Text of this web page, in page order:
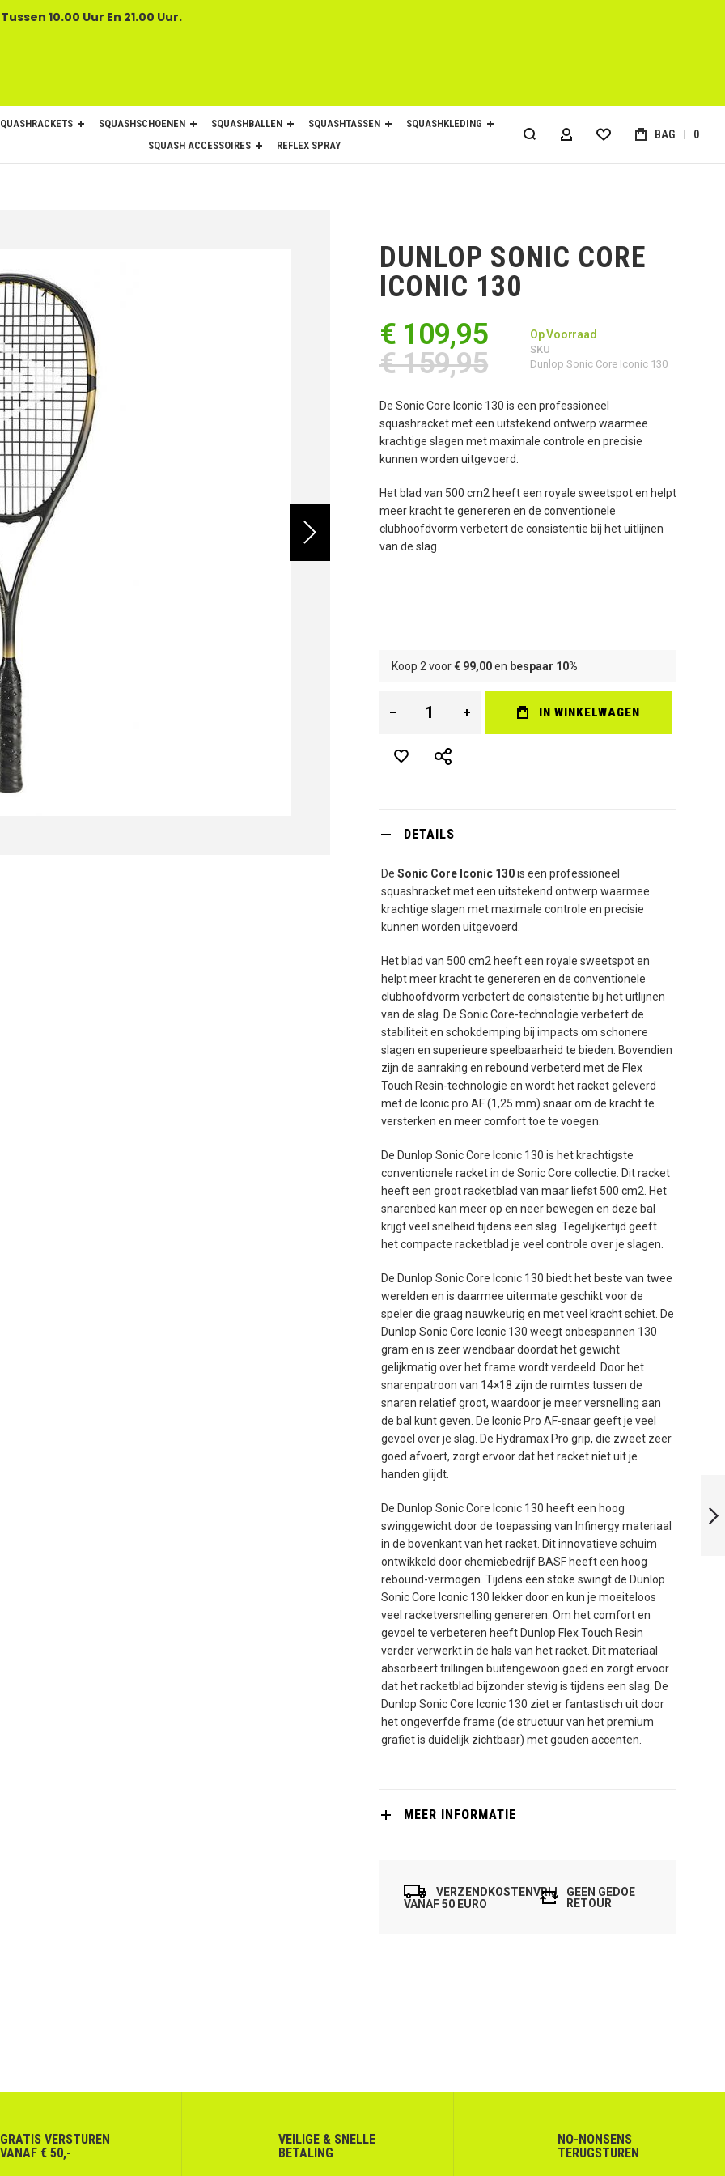
10.00 Uur En 21.00 Uur.
SQUASHSCHOENEN SQUASHBALLEN SQUASHTASSEN
SQUASHKLEDING
SQUASH ACCESSOIRES
REFLEX SPRAY ACCOUNT BAG 0
JUNIOR 25 (2024)
VOLGENDE
DUNLOP SONIC CORE
ICONIC 130
€ 109,95
€ 159,95
Op Voorraad
SKU
Dunlop Sonic Core Iconic 130
De Sonic Core Iconic 130 is een professioneel
squashracket met een uitstekend ontwerp waarmee
krachtige slagen met maximale controle en precisie
kunnen worden uitgevoerd.
Het blad van 500 cm2 heeft een royale sweetspot en helpt
meer kracht te genereren en de conventionele
clubhoofdvorm verbetert de consistentie bij het uitlijnen
van de slag.
Koop 2 voor€ 99,00en bespaar 10%
IN WINKELWAGEN
DETAILS
De Sonic Core Iconic 130is een professioneel
squashracket met een uitstekend ontwerp waarmee
krachtige slagen met maximale controle en precisie
kunnen worden uitgevoerd.
Het blad van 500 cm2 heeft een royale sweetspot en
helpt meer kracht te genereren en de conventionele
clubhoofdvorm verbetert de consistentie bij het uitlijnen
van de slag. De Sonic Core-technologie verbetert de
stabiliteit en schokdemping bij impacts om schonere
slagen en superieure speelbaarheid te bieden. Bovendien
zijn de aanraking en rebound verbeterd met de Flex
Touch Resin-technologie en wordt het racket geleverd
met de Iconic pro AF (1,25 mm) snaar om de kracht te
versterken en meer comfort toe te voegen.
De Dunlop Sonic Core Iconic 130 is het krachtigste
conventionele racket in de Sonic Core collectie. Dit racket
heeft een groot racketblad van maar liefst 500 cm2. Het
snarenbed kan meer op en neer bewegen en deze bal
krijgt veel snelheid tijdens een slag. Tegelijkertijd geeft
het compacte racketblad je veel controle over je slagen.
De Dunlop Sonic Core Iconic 130 biedt het beste van twee
werelden en is daarmee uitermate geschikt voor de
speler die graag nauwkeurig en met veel kracht schiet. De
Dunlop Sonic Core Iconic 130 weegt onbespannen 130
gram en is zeer wendbaar doordat het gewicht
gelijkmatig over het frame wordt verdeeld. Door het
snarenpatroon van 14×18 zijn de ruimtes tussen de
snaren relatief groot, waardoor je meer versnelling aan
de bal kunt geven. De Iconic Pro AF-snaar geeft je veel
gevoel over je slag. De Hydramax Pro grip, die zweet zeer
goed afvoert, zorgt ervoor dat het racket niet uit je
handen glijdt.
De Dunlop Sonic Core Iconic 130 heeft een hoog
swinggewicht door de toepassing van Infinergy materiaal
in de bovenkant van het racket. Dit innovatieve schuim
ontwikkeld door chemiebedrijf BASF heeft een hoog
rebound-vermogen. Tijdens een stoke swingt de Dunlop
Sonic Core Iconic 130 lekker door en kun je moeiteloos
veel racketversnelling genereren. Om het comfort en
gevoel te verbeteren heeft Dunlop Flex Touch Resin
verder verwerkt in de hals van het racket. Dit materiaal
absorbeert trillingen buitengewoon goed en zorgt ervoor
dat het racketblad bijzonder stevig is tijdens een slag. De
Dunlop Sonic Core Iconic 130 ziet er fantastisch uit door
het ongeverfde frame (de structuur van het premium
grafiet is duidelijk zichtbaar) met gouden accenten.
MEER INFORMATIE
VERZENDKOSTENVRIJ
VANAF 50 EURO
GEEN GEDOE
RETOUR
GRATIS VERSTUREN
VANAF € 50,-
VEILIGE & SNELLE
BETALING
NO-NONSENS
TERUGSTUREN